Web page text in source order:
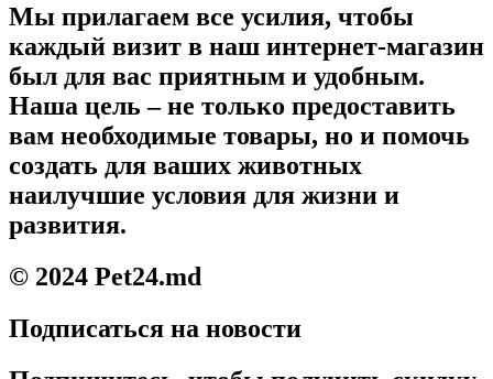
Мы прилагаем все усилия, чтобы
каждый визит в наш интернет-магазин
был для вас приятным и удобным.
Наша цель – не только предоставить
вам необходимые товары, но и помочь
создать для ваших животных
наилучшие условия для жизни и
развития.
© 2024 Pet24.md
Подписаться на новости